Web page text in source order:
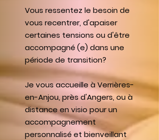
Vous ressentez le besoin de
vous recentrer, d'apaiser
certaines tensions ou d'être
accompagné (e) dans une
période de transition?
Je vous accueille à Verrières-
en-Anjou, près d'Angers, ou à
distance en visio pour un
accompagnement
personnalisé et bienveillant